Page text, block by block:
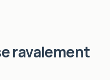
ravalement